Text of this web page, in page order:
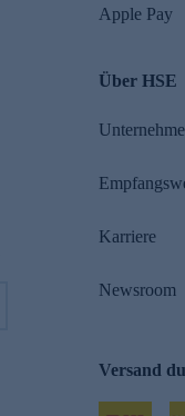
Apple Pay
Über HSE
Karriere
Newsroom
Versand